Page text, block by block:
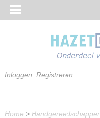
Inloggen Registreren
Home > Handgereedschappen